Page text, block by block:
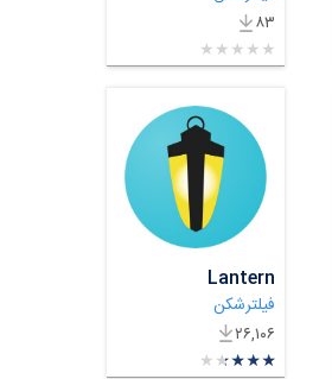
۸۳
★★★★★
★
★
★
★
★
Lantern
فیلترشکن
۲۶,۱۰۶
★★★★★
★
★
★
★
★